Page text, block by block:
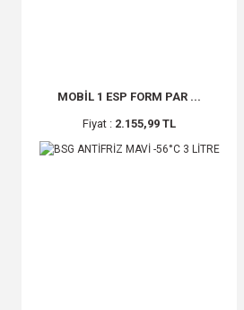
MOBİL 1 ESP FORM PAR ...
Fiyat : 2.155,99 TL